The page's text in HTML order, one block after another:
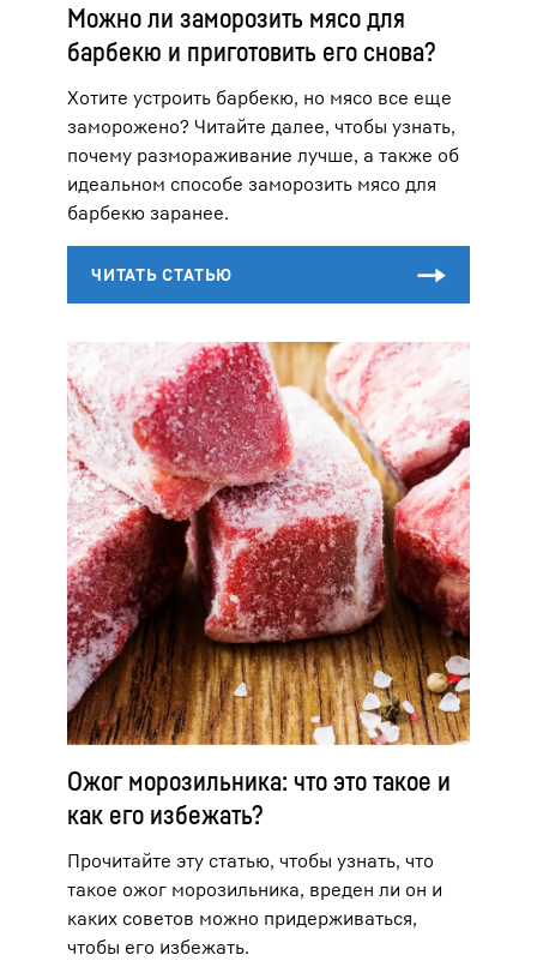
Можно ли заморозить мясо для
барбекю и приготовить его снова?
Хотите устроить барбекю, но мясо все еще
заморожено? Читайте далее, чтобы узнать,
почему размораживание лучше, а также об
идеальном способе заморозить мясо для
барбекю заранее.
Ожог морозильника: что это такое и
как его избежать?
Прочитайте эту статью, чтобы узнать, что
такое ожог морозильника, вреден ли он и
каких советов можно придерживаться,
чтобы его избежать.